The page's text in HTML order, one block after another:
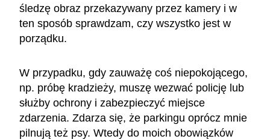
śledzę obraz przekazywany przez kamery i w
ten sposób sprawdzam, czy wszystko jest w
porządku.
W przypadku, gdy zauważę coś niepokojącego,
np. próbę kradzieży, muszę wezwać policję lub
służby ochrony i zabezpieczyć miejsce
zdarzenia. Zdarza się, że parkingu oprócz mnie
pilnują też psy. Wtedy do moich obowiązków